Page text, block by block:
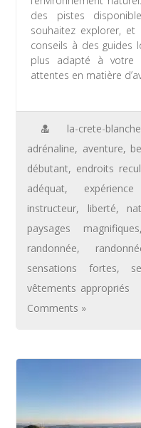
des pistes
souhaitez explorer, et
conseils à des guides
plus adapté à votre
attentes en matière
la-crete-blanche
adrénaline, aventure,
débutant, endroits
adéquat,
instructeur, liberté,
paysages magnifiques
randonnée,
sensations fortes,
vêtements appropriés
Comments »